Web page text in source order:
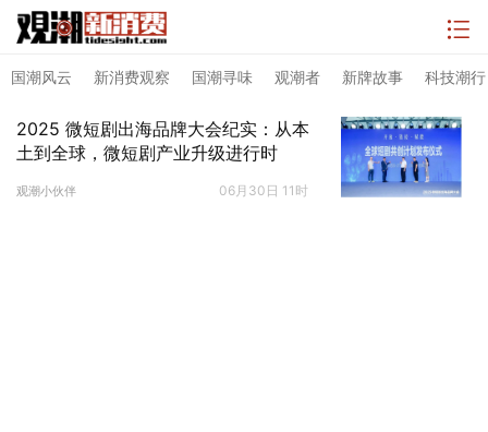
国潮风云 新消费观察 国潮寻味 观潮者 新牌故事 科技潮行
2025 微短剧出海品牌大会纪实：从本
土到全球，微短剧产业升级进行时
观潮小伙伴 06月30日 11时